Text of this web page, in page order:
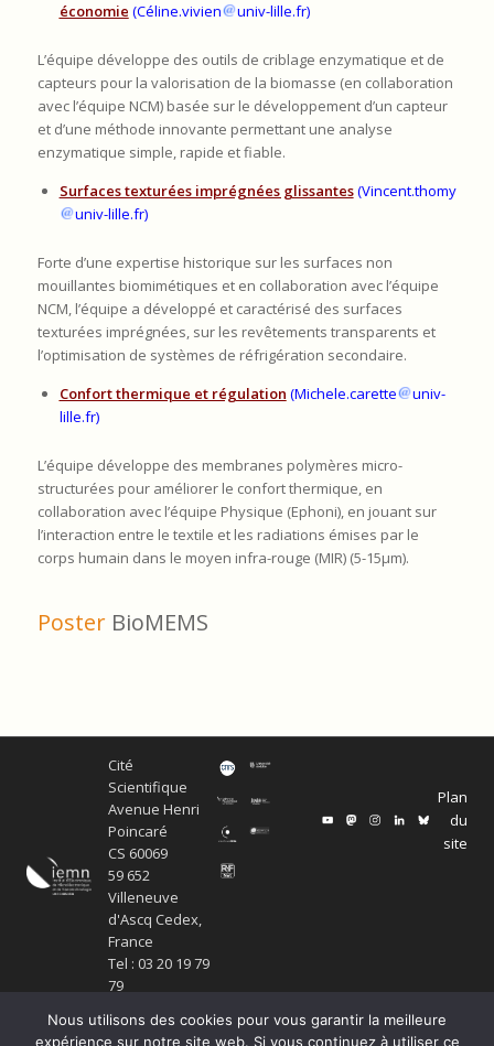
économie (Céline.vivien univ-lille.fr)
L’équipe développe des outils de criblage enzymatique et de
capteurs pour la valorisation de la biomasse (en collaboration
avec l’équipe NCM) basée sur le développement d’un capteur
et d’une méthode innovante permettant une analyse
enzymatique simple, rapide et fiable.
Surfaces texturées imprégnées glissantes(Vincent.thomy
univ-lille.fr)
Forte d’une expertise historique sur les surfaces non
mouillantes biomimétiques et en collaboration avec l’équipe
NCM, l’équipe a développé et caractérisé des surfaces
texturées imprégnées, sur les revêtements transparents et
l’optimisation de systèmes de réfrigération secondaire.
Confort thermique et régulation (Michele.carette
univ-
lille.fr)
L’équipe développe des membranes polymères micro-
structurées pour améliorer le confort thermique, en
collaboration avec l’équipe Physique (Ephoni), en jouant sur
l’interaction entre le textile et les radiations émises par le
corps humain dans le moyen infra-rouge (MIR) (5-15μm).
PosterBioMEMS
Cité
Scientifique
Avenue Henri
Poincaré
CS 60069
59 652
Villeneuve
d'Ascq Cedex,
France
Tel : 03 20 19 79
79
Plan
du
site
Nous utilisons des cookies pour vous garantir la meilleure
expérience sur notre site web. Si vous continuez à utiliser ce